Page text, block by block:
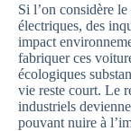
Si l’on considère
électriques, des
impact
fabriquer ces
écologiques
vie reste court. Le
industriels
pouvant nuire à